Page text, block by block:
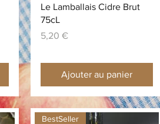
Aperçu rapide
Le Lamballais Cidre Brut
75cL
Prix
5,20 €
Ajouter au panier
BestSeller